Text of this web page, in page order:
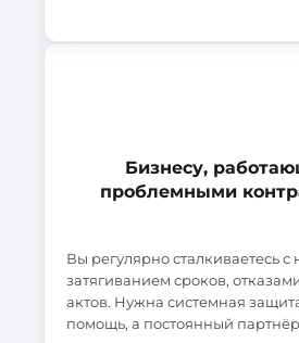
Бизнесу,
проблемными
Вы регулярно сталкиваетесь
затягиванием сроков,
актов. Нужна системная
помощь, а постоянный